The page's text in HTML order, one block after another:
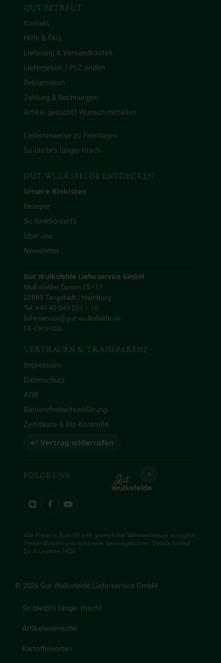
GUT BETREUT
Kontakt
Hilfe & FAQ
Lieferung & Versandkosten
Liefergebiet / PLZ prüfen
Reklamation
Zahlung & Rechnungen
Artikel gesucht? Wunsch mitteilen
Lieferhinweise zu Feiertagen
So bleibt’s länger frisch
GUT WULKSFELDE ENTDECKEN
Unsere Biokisten
Rezepte
So funktioniert’s
Über uns
Newsletter
Gut Wulksfelde Lieferservice GmbH
Wulksfelder Damm 15–17
22889 Tangstedt / Hamburg
Tel. +49 40 644 251 – 10
lieferservice@gut-wulksfelde.de
DE-ÖKO-006
VERTRAUEN & TRANSPARENZ
Impressum
Datenschutz
AGB
Barrierefreiheitserklärung
Zertifikate & Bio-Kontrolle
↩ Vertrag widerrufen
FOLGE UNS
Alle Preise in Euro (€) inkl. gesetzlicher Mehrwertsteuer, zuzüglich
Versandkosten und optionaler Servicegebühren. Details findest
Du in unseren FAQs.
© 2026 Gut Wulksfelde Lieferservice GmbH
So bleibt's länger frisch!
Artikelwuensche
Kartoffelsorten